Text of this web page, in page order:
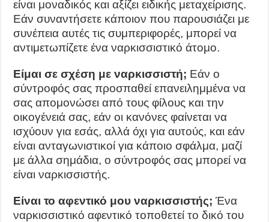
είναι μοναδικός και αξίζει ειδικής μεταχείρισης.
Εάν συναντήσετε κάποιον που παρουσιάζει με
συνέπεια αυτές τις συμπεριφορές, μπορεί να
αντιμετωπίζετε ένα ναρκισσιστικό άτομο.
Είμαι σε σχέση με ναρκισσιστή; Εάν ο
σύντροφός σας προσπαθεί επανειλημμένα να
σας απομονώσει από τους φίλους και την
οικογένειά σας, εάν οι κανόνες φαίνεται να
ισχύουν για εσάς, αλλά όχι για αυτούς, και εάν
είναι ανταγωνιστικοί για κάποιο σφάλμα, μαζί
με άλλα σημάδια, ο σύντροφός σας μπορεί να
είναι ναρκισσιστής.
Είναι το αφεντικό μου ναρκισσιστής; Ένα
ναρκισσιστικό αφεντικό τοποθετεί το δικό του